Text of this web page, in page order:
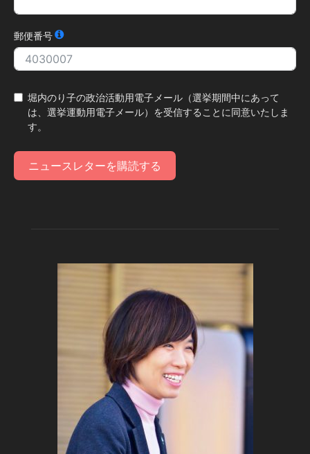
郵便番号
堀内のり子の政治活動用電子メール（選挙期間中にあって
は、選挙運動用電子メール）を受信することに同意いたしま
す。
ニュースレターを購読する